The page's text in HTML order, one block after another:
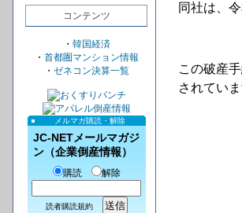
コンテンツ
・ 韓国経済
・ 首都圏マンション情報
・ ゼネコン決算一覧
メルマガ購読・解除
JC-NETメールマガジ
ン（企業倒産情報）
購読 解除
読者購読規約
同社は、
この破産
されていま